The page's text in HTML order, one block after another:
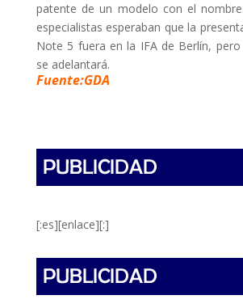
patente de un modelo con el
especialistas esperaban que la
Note 5 fuera en la IFA de Berlín,
se adelantará.
Fuente:GDA
[:es][enlace][:]